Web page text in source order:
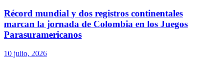
Récord mundial y dos registros continentales
marcan la jornada de Colombia en los Juegos
Parasuramericanos
10 julio, 2026